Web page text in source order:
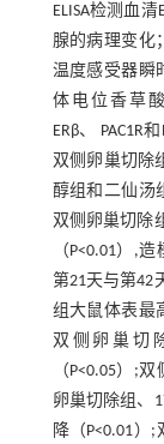
ELISA检测血清
腺的病理变化
温度感受器瞬
体电位香草酸
ERβ、 PAC1R
双侧卵巢切除
醇组和二仙汤
双侧卵巢切除
（P<0.01）,
第21天与第42
组大鼠体表最
双侧卵巢切
（P<0.05）;
卵巢切除组、
降（P<0.01）